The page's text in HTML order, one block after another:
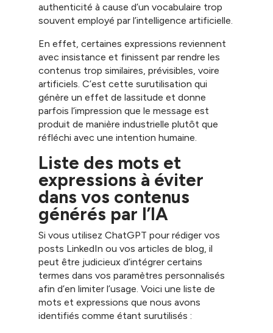
authenticité à cause d’un vocabulaire trop
souvent employé par l’intelligence artificielle.
En effet, certaines expressions reviennent
avec insistance et finissent par rendre les
contenus trop similaires, prévisibles, voire
artificiels. C’est cette surutilisation qui
génère un effet de lassitude et donne
parfois l’impression que le message est
produit de manière industrielle plutôt que
réfléchi avec une intention humaine.
Liste des mots et
expressions à éviter
dans vos contenus
générés par l’IA
Si vous utilisez ChatGPT pour rédiger vos
posts LinkedIn ou vos articles de blog, il
peut être judicieux d’intégrer certains
termes dans vos paramètres personnalisés
afin d’en limiter l’usage. Voici une liste de
mots et expressions que nous avons
identifiés comme étant surutilisés :